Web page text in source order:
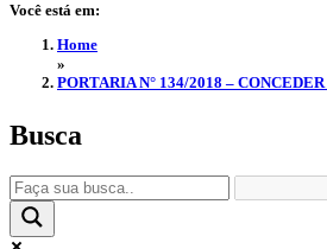
Você está em:
Home
»
PORTARIA N° 134/2018 –
Busca